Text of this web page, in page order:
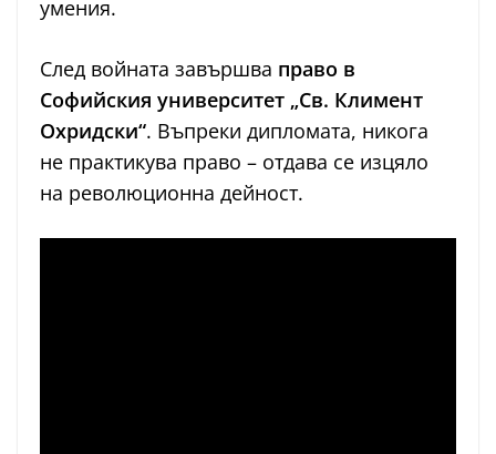
умения.
След войната завършва право в
Софийския университет „Св. Климент
Охридски“. Въпреки дипломата, никога
не практикува право – отдава се изцяло
на революционна дейност.